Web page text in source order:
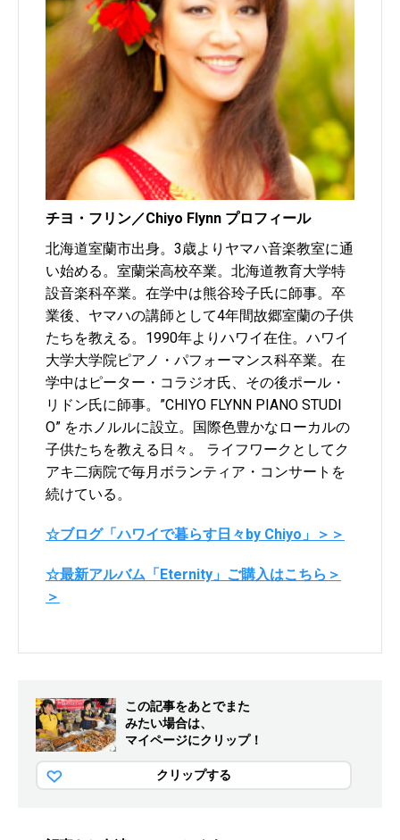
チヨ・フリン／Chiyo Flynn プロフィール
北海道室蘭市出身。3歳よりヤマハ音楽教室に通
い始める。室蘭栄高校卒業。北海道教育大学特
設音楽科卒業。在学中は熊谷玲子氏に師事。卒
業後、ヤマハの講師として4年間故郷室蘭の子供
たちを教える。1990年よりハワイ在住。ハワイ
大学大学院ピアノ・パフォーマンス科卒業。在
学中はピーター・コラジオ氏、その後ポール・
リドン氏に師事。”CHIYO FLYNN PIANO STUDI
O” をホノルルに設立。国際色豊かなローカルの
子供たちを教える日々。 ライフワークとしてク
アキ二病院で毎月ボランティア・コンサートを
続けている。
☆ブログ「ハワイで暮らす日々by Chiyo」＞＞
☆最新アルバム「Eternity」ご購入はこちら＞
＞
この記事をあとでまた
みたい場合は、
マイページにクリップ！
クリップする